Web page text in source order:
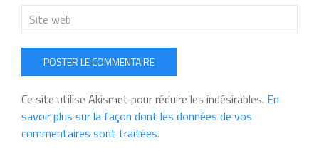
POSTER LE COMMENTAIRE
Ce site utilise Akismet pour réduire les indésirables. En
savoir plus sur la façon dont les données de vos
commentaires sont traitées.